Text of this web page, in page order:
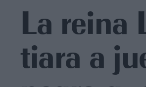
La reina
tiara a